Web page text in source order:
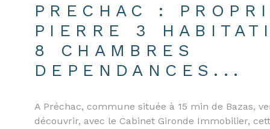
PRECHAC :
PIERRE 3
8 CHAMBRES
DEPENDANCES...
A Préchac, commune située à 15 min de Bazas,
découvrir, avec le Cabinet Gironde Immobilier,